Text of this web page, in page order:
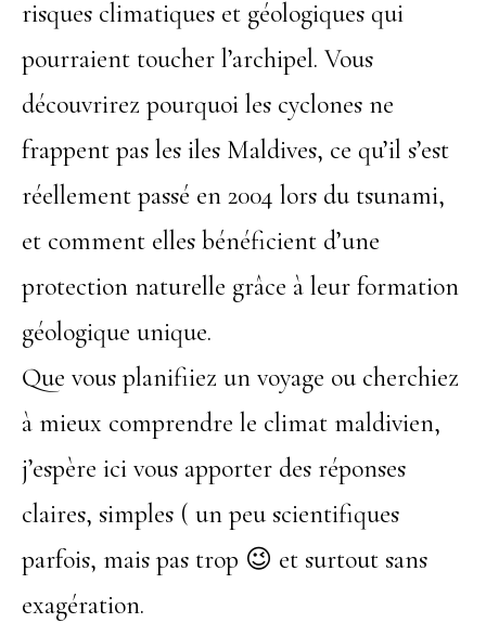
risques climatiques et géologiques qui
pourraient toucher l’archipel. Vous
découvrirez pourquoi les cyclones ne
frappent pas les iles Maldives, ce qu’il s’est
réellement passé en 2004 lors du tsunami,
et comment elles bénéficient d’une
protection naturelle grâce à leur formation
géologique unique.
Que vous planifiiez un voyage ou cherchiez
à mieux comprendre le climat maldivien,
j’espère ici vous apporter des réponses
claires, simples ( un peu scientifiques
parfois, mais pas trop 😉 et surtout sans
exagération.